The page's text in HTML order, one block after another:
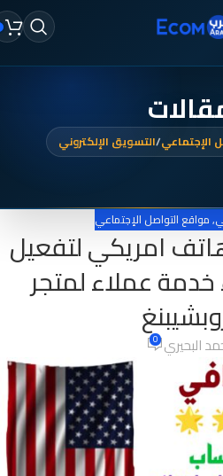
الإجتماعي/التسويق الإلكتروني
,مواقع التواصل الإجتماعي
امريكي لتفعيل
خدمة عملاء لمتجر
البحيري 0